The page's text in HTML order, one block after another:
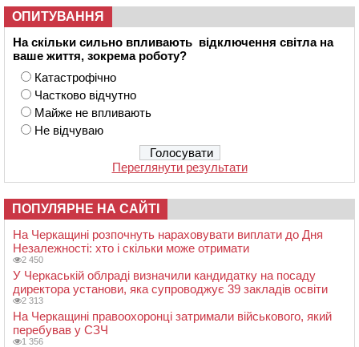
ОПИТУВАННЯ
На скільки сильно впливають відключення світла на
ваше життя, зокрема роботу?
Катастрофічно
Частково відчутно
Майже не впливають
Не відчуваю
Переглянути результати
ПОПУЛЯРНЕ НА САЙТІ
На Черкащині розпочнуть нараховувати виплати до Дня
Незалежності: хто і скільки може отримати
2 450
У Черкаській облраді визначили кандидатку на посаду
директора установи, яка супроводжує 39 закладів освіти
2 313
На Черкащині правоохоронці затримали військового, який
перебував у СЗЧ
1 356